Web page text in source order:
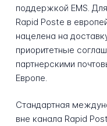
поддержкой EMS.
Rapid Poste в
нацелена на
приоритетные
партнерскими
Европе.
Стандартная
вне канала Rapid